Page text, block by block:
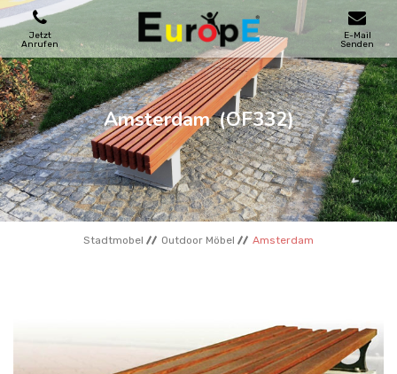
Jetzt
Anrufen
E-Mail
Senden
SPIELPLATZE
SKATEPARKS
HOLZHӒUSER
STADTMOBEL
Amsterdam (OF332)
Stadtmobel Outdoor Möbel Amsterdam